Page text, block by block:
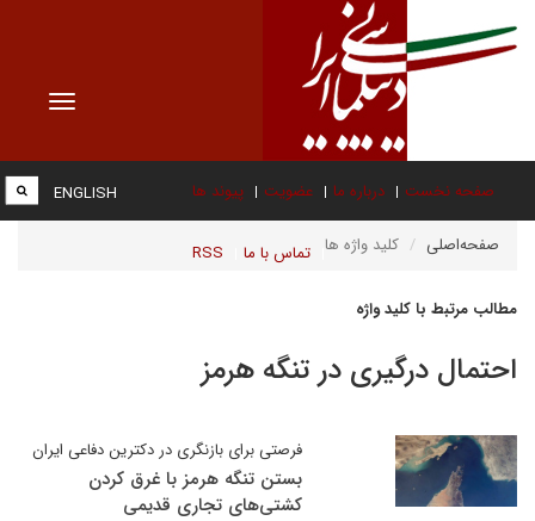
Toggle
صفحه نخست درباره ما عضویت پیوند ها
تماس با ما RSS
ENGLISH
صفحه‌اصلی کلید واژه ها
مطالب مرتبط با کلید واژه
احتمال درگیری در تنگه هرمز
فرصتی برای بازنگری در دکترین دفاعی ایران
بستن تنگه هرمز با غرق کردن
کشتی‌های تجاری قدیمی